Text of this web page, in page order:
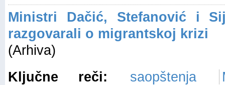
Ministri Dačić, Stefanović i
razgovarali o migrantskoj krizi
(Arhiva)
Ključne reči:
saopštenja